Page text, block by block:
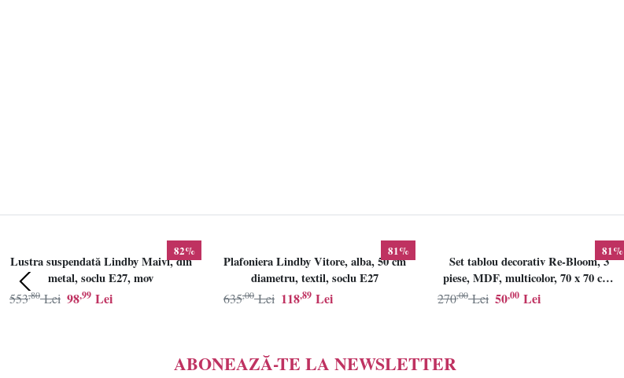
82%
Lustra suspendată Lindby Maivi, din
metal, soclu E27, mov
98,99 Lei
553,80 Lei
81%
Plafoniera Lindby Vitore, alba, 50 cm
diametru, textil, soclu E27
118,89 Lei
635,00 Lei
81%
Set tablou decorativ Re-Bloom, 3
piese, MDF, multicolor, 70 x 70 cm,
Resigilat, Grad B
50,00 Lei
270,00 Lei
ABONEAZĂ-TE LA NEWSLETTER